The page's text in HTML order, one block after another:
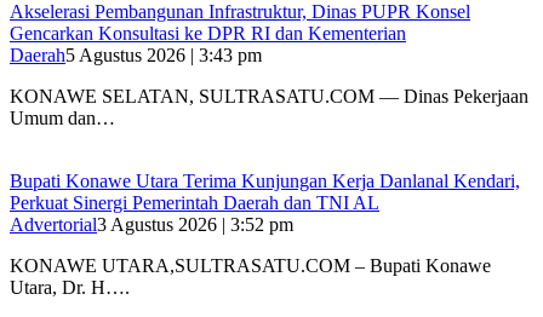
Akselerasi Pembangunan Infrastruktur, Dinas PUPR Konsel
Gencarkan Konsultasi ke DPR RI dan Kementerian
Daerah5 Agustus 2026 | 3:43 pm
KONAWE SELATAN, SULTRASATU.COM — Dinas Pekerjaan
Umum dan…
Bupati Konawe Utara Terima Kunjungan Kerja Danlanal Kendari,
Perkuat Sinergi Pemerintah Daerah dan TNI AL
Advertorial3 Agustus 2026 | 3:52 pm
‎KONAWE UTARA,SULTRASATU.COM – Bupati Konawe
Utara, Dr. H….